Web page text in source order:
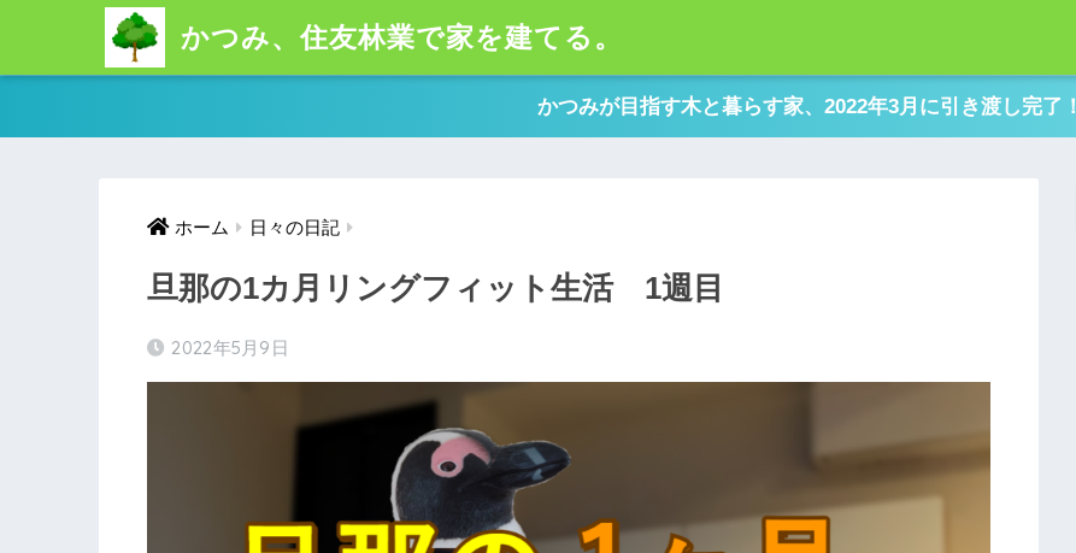
かつみ、住友林業で家を建てる。
かつみが目指す木と暮らす家、2022年3月に引き渡し完了！
ホーム 日々の日記
旦那の1カ月リングフィット生活 1週目
2022年5月9日